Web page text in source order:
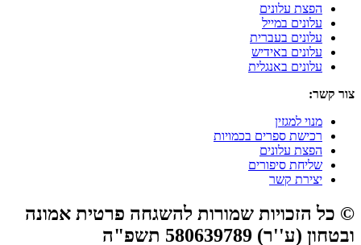
הפצת עלונים
עלונים במייל
עלונים בעברית
עלונים באידיש
עלונים באנגלית
צור קשר:
מנוי למגזין
רכישת ספרים בכמויות
הפצת עלונים
שליחת סיפורים
יצירת קשר
© כל הזכויות שמורות להשגחה פרטית אמונה
ובטחון (ע''ר) 580639789 תשפ"ה